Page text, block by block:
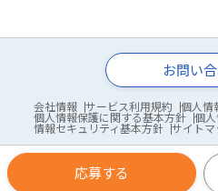
応募する
お問い
会社情報 サービス利用規約
個人情
個人情報保護に関する基本方針
個
情報セキュリティ基本方針
サイトマ
© WDB